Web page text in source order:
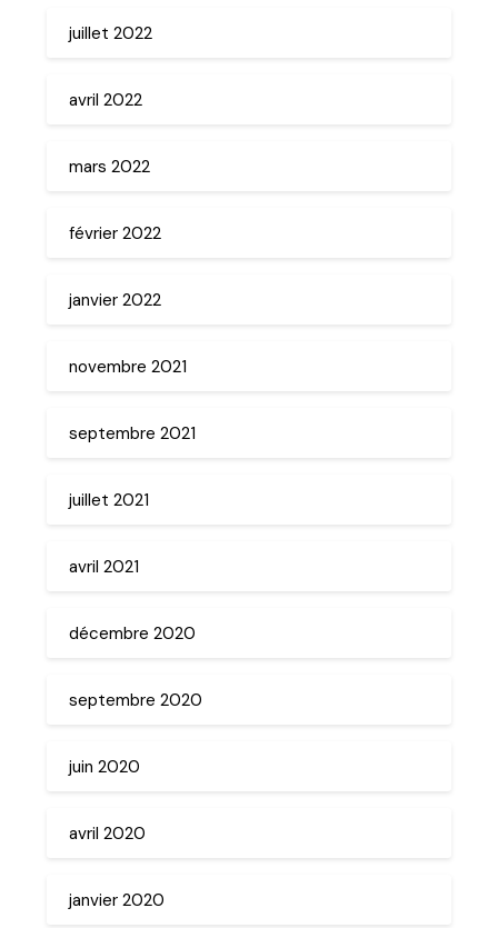
juillet 2022
avril 2022
mars 2022
février 2022
janvier 2022
novembre 2021
septembre 2021
juillet 2021
avril 2021
décembre 2020
septembre 2020
juin 2020
avril 2020
janvier 2020